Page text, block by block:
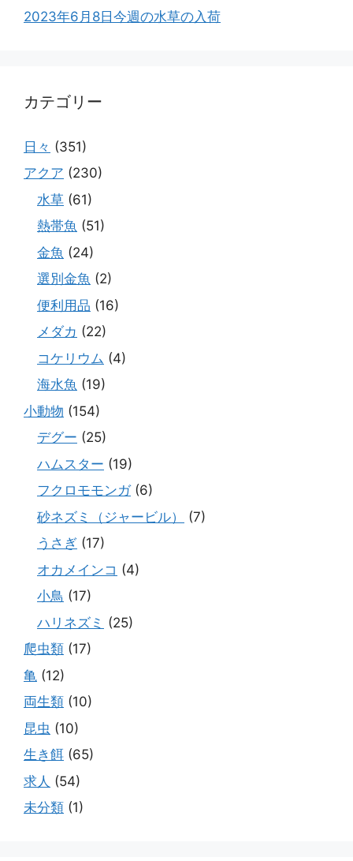
2023年6月8日今週の水草の入荷
カテゴリー
日々 (351)
アクア (230)
水草 (61)
熱帯魚 (51)
金魚 (24)
選別金魚 (2)
便利用品 (16)
メダカ (22)
コケリウム (4)
海水魚 (19)
小動物 (154)
デグー (25)
ハムスター (19)
フクロモモンガ(6)
砂ネズミ（ジャービル）
(7)
うさぎ (17)
オカメインコ (4)
小鳥 (17)
ハリネズミ (25)
爬虫類 (17)
亀 (12)
両生類 (10)
昆虫 (10)
生き餌 (65)
求人 (54)
未分類 (1)